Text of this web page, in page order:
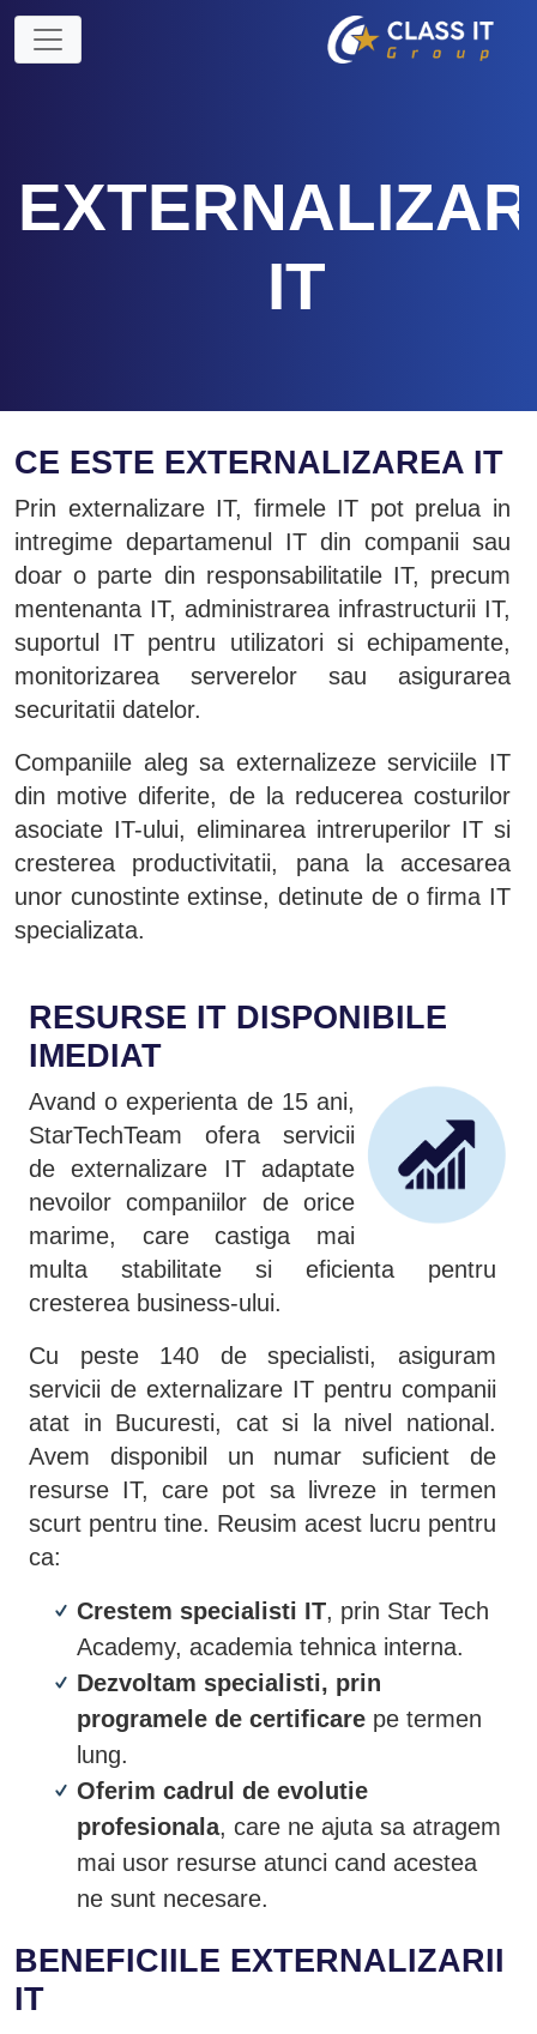
IT
CE ESTE EXTERNALIZAREA IT
Prin externalizare IT, firmele IT pot prelua in
intregime departamenul IT din companii sau
doar o parte din responsabilitatile IT, precum
mentenanta IT, administrarea infrastructurii IT,
suportul IT pentru utilizatori si echipamente,
monitorizarea serverelor sau asigurarea
securitatii datelor.
Companiile aleg sa externalizeze serviciile IT
din motive diferite, de la reducerea costurilor
asociate IT-ului, eliminarea intreruperilor IT si
cresterea productivitatii, pana la accesarea
unor cunostinte extinse, detinute de o firma IT
specializata.
RESURSE IT DISPONIBILE
IMEDIAT
Avand o experienta de 15 ani,
StarTechTeam ofera servicii
de externalizare IT adaptate
nevoilor companiilor de orice
marime, care castiga mai
multa stabilitate si eficienta pentru
cresterea business-ului.
Cu peste 140 de specialisti, asiguram
servicii de externalizare IT pentru companii
atat in Bucuresti, cat si la nivel national.
Avem disponibil un numar suficient de
resurse IT, care pot sa livreze in termen
scurt pentru tine. Reusim acest lucru pentru
ca:
Crestem specialisti IT, prin Star Tech
Academy, academia tehnica interna.
Dezvoltam specialisti, prin
programele de certificare pe termen
lung.
Oferim cadrul de evolutie
profesionala, care ne ajuta sa atragem
mai usor resurse atunci cand acestea
ne sunt necesare.
BENEFICIILE EXTERNALIZARII
IT